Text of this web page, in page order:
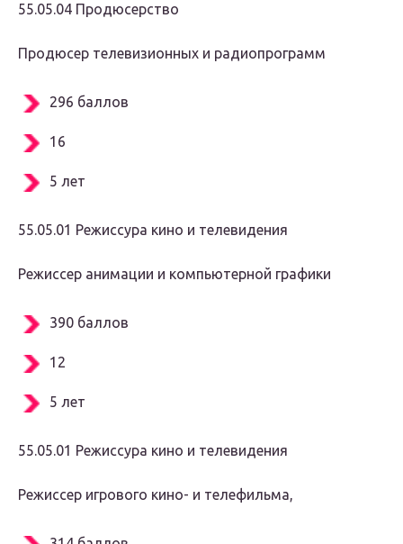
55.05.04 Продюсерство
Продюсер телевизионных и радиопрограмм
296 баллов
16
5 лет
55.05.01 Режиссура кино и телевидения
Режиссер анимации и компьютерной графики
390 баллов
12
5 лет
55.05.01 Режиссура кино и телевидения
Режиссер игрового кино- и телефильма,